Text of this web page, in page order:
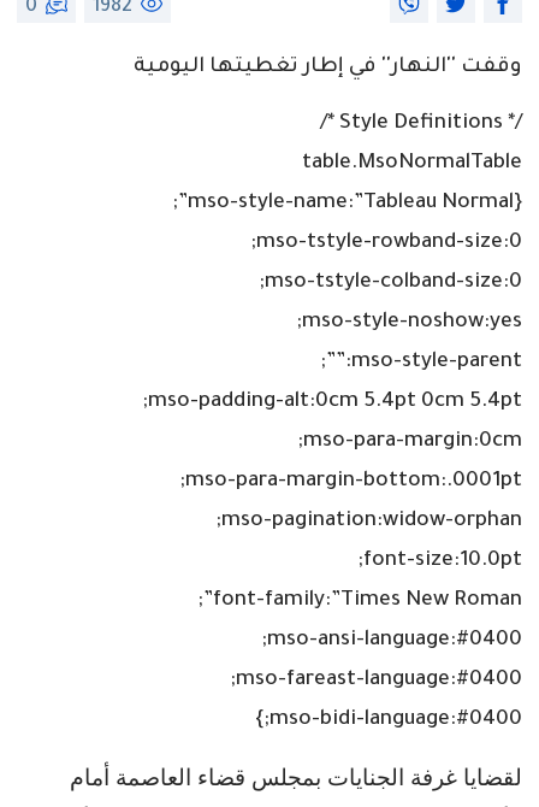
1982
0
وقفت ''النهار'' في إطار تغطيتها اليومية
/* Style Definitions */
table.MsoNormalTable
{mso-style-name:”Tableau Normal”;
mso-tstyle-rowband-size:0;
mso-tstyle-colband-size:0;
mso-style-noshow:yes;
mso-style-parent:””;
mso-padding-alt:0cm 5.4pt 0cm 5.4pt;
mso-para-margin:0cm;
mso-para-margin-bottom:.0001pt;
mso-pagination:widow-orphan;
font-size:10.0pt;
font-family:”Times New Roman”;
mso-ansi-language:#0400;
mso-fareast-language:#0400;
mso-bidi-language:#0400;}
لقضايا غرفة الجنايات بمجلس قضاء العاصمة أمام